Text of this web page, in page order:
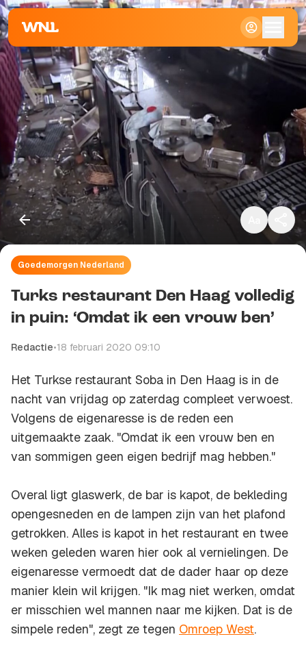
Klein
Standaard
Groot
Goedemorgen Nederland
Turks restaurant Den Haag volledig
in puin: ‘Omdat ik een vrouw ben’
Redactie•18 februari 2020 09:10
Het Turkse restaurant Soba in Den Haag is in de
nacht van vrijdag op zaterdag compleet verwoest.
Volgens de eigenaresse is de reden een
uitgemaakte zaak. "Omdat ik een vrouw ben en
van sommigen geen eigen bedrijf mag hebben."
Overal ligt glaswerk, de bar is kapot, de bekleding
opengesneden en de lampen zijn van het plafond
getrokken. Alles is kapot in het restaurant en twee
weken geleden waren hier ook al vernielingen. De
eigenaresse vermoedt dat de dader haar op deze
manier klein wil krijgen. "Ik mag niet werken, omdat
er misschien wel mannen naar me kijken. Dat is de
simpele reden", zegt ze tegen Omroep West.